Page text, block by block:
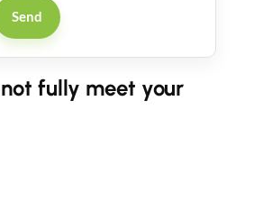
Send
fully meet your